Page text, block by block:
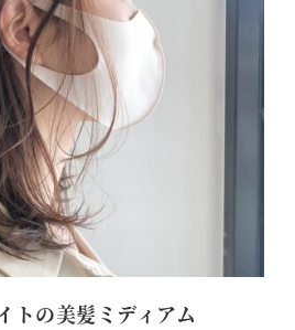
トの美髪ミディアム